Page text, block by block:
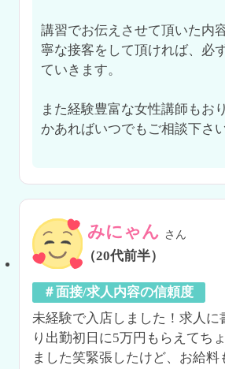
講習でお伝えさせて頂いた内
寧な接客をして頂ければ、必
ていきます。
また経験豊富な女性講師もお
かあればいつでもご相談下さ
みにゃん さん
（20代前半）
＃面接/求人内容の信頼度
未経験で入店しました！求人に
り出勤初日に5万円もらえてち
ました笑緊張したけど、お給料